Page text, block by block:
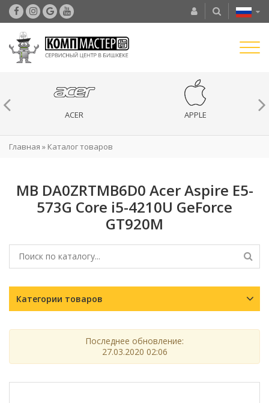
ACER APPLE
Главная » Каталог товаров
MB DA0ZRTMB6D0 Acer Aspire E5-
573G Core i5-4210U GeForce
GT920M
Категории товаров
Последнее обновление:
27.03.2020 02:06